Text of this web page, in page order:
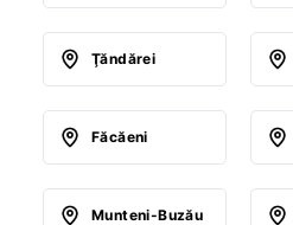
Ţăndărei
Făcăeni
Munteni-Buzău